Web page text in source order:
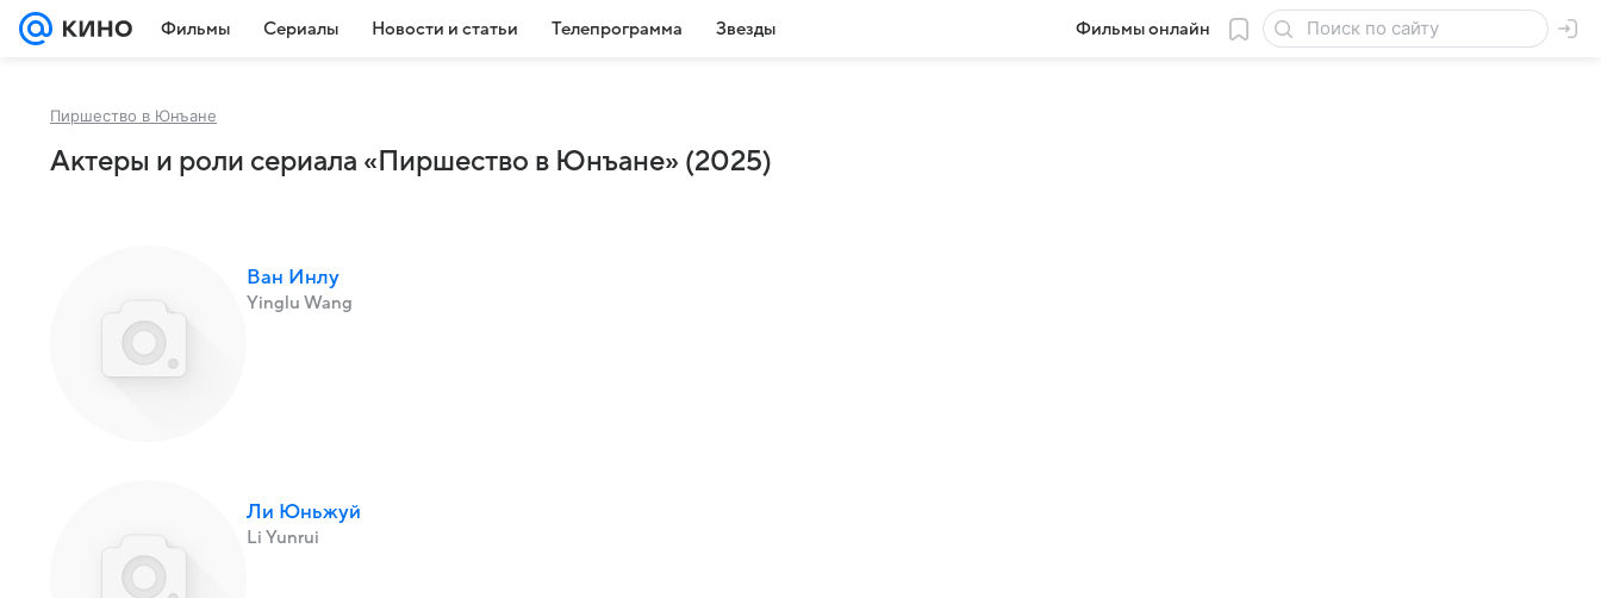
Фильмы Сериалы Новости и статьи Телепрограмма Звезды Фильмы онлайн
Пиршество в Юнъане
Актеры и роли сериала «Пиршество в Юнъане» (2025)
Ван Инлу
Yinglu Wang
Ли Юньжуй
Li Yunrui